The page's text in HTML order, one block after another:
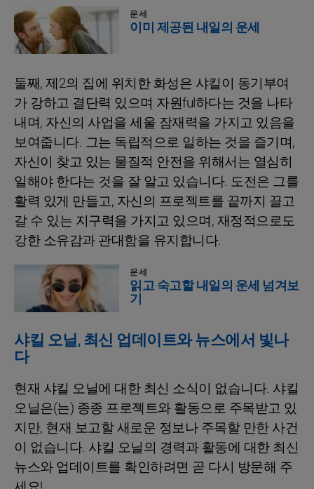
운세
이미 제공된 내일의 운세
둘째, 제2의 집에 위치한 화성은 샤킬이 동기부여
가 강하고 결단력 있으며 자원ful하다는 것을 나타
내며, 자신의 사업을 세울 잠재력을 가지고 있음을
보여줍니다. 그는 독립적으로 일하는 것을 즐기며,
자신이 찾고 있는 물질적 안전을 위해서는 열심히
일해야 한다는 것을 잘 알고 있습니다. 도전은 그를
활력 있게 만들고, 자신의 프로젝트를 끝까지 끌고
갈 수 있는 지구력을 가지고 있으며, 재정적으로도
강한 소유감과 관대함을 유지합니다.
운세
읽고 숙고할 내일의 운세 넘겨보
기
샤킬 오닐, 최신 업데이트와 뉴스에서 빛나
다
현재 샤킬 오닐에 대한 최신 소식이 없습니다. 샤킬
오닐은(는) 종종 프로젝트와 활동으로 주목받고 있
지만, 현재 보고할 새로운 정보나 주목할 만한 사건
이 없습니다. 샤킬 오닐의 경력과 활동에 대한 최신
뉴스와 업데이트를 확인하려면 곧 다시 방문해 주